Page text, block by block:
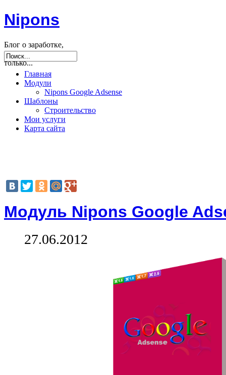
Nipons
Блог о заработке,
seo, joomla и не
только...
Главная
Модули
Nipons Google Adsense
Шаблоны
Строительство
Мои услуги
Карта сайта
Модуль Nipons Google
27.06.2012